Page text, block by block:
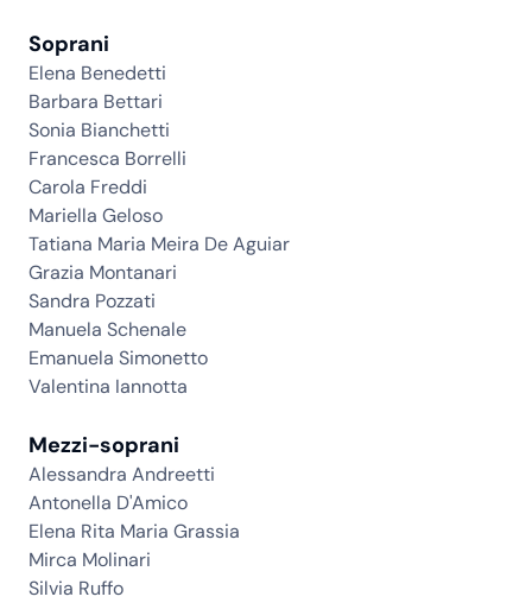
Soprani
Elena Benedetti
Barbara Bettari
Sonia Bianchetti
Francesca Borrelli
Carola Freddi
Mariella Geloso
Tatiana Maria Meira De Aguiar
Grazia Montanari
Sandra Pozzati
Manuela Schenale
Emanuela Simonetto
Valentina Iannotta
Mezzi-soprani
Alessandra Andreetti
Antonella D'Amico
Elena Rita Maria Grassia
Mirca Molinari
Silvia Ruffo